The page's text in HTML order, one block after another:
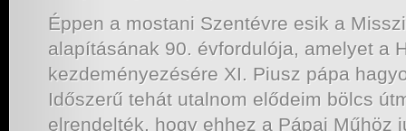
Éppen a mostani Szentévre esik a
alapításának 90. évfordulója, amelyet a
kezdeményezésére XI. Piusz pápa
Időszerű tehát utalnom elődeim bölcs
elrendelték, hogy ehhez a Pápai Műhöz